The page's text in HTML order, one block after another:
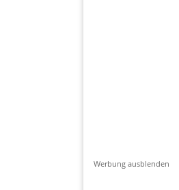
Werbung ausblenden